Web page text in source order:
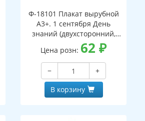
Ф-18101 Плакат вырубной
А3+. 1 сентября День
знаний (двухсторонний,
ВД-лак)
Цена розн: 62₽
−
+
В корзину